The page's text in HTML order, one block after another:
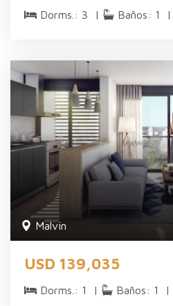
Dorms.: 3 | Baños: 1 |
Malvi­n
USD 139,035
Dorms.: 1 | Baños: 1 |